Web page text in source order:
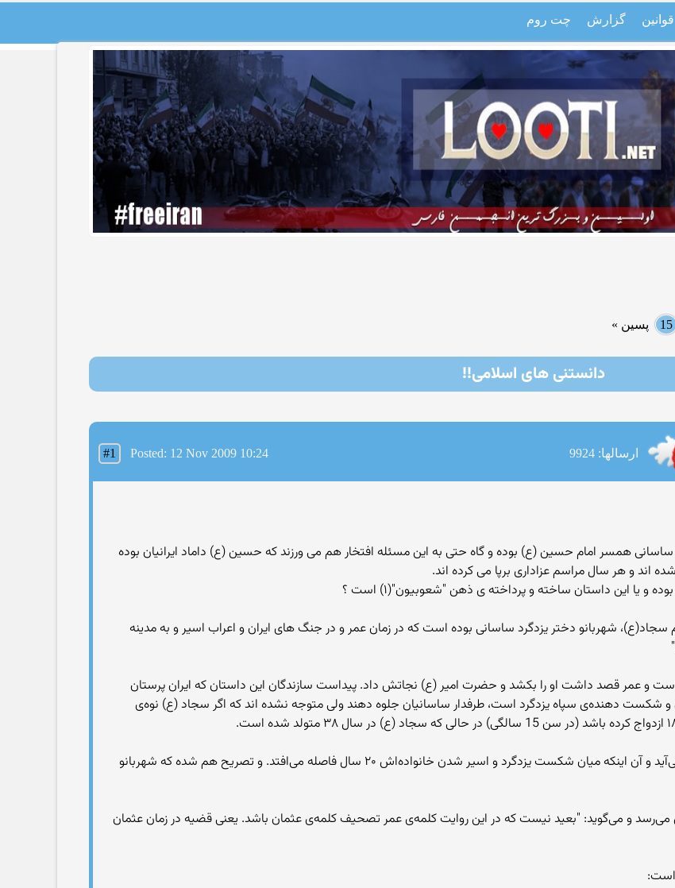
قوانین گزارش چت روم
15 پسین »
دانستنی های اسلامی!!
ارسالها: 9924 #1 Posted: 12 Nov 2009 10:24
ساسانی همسر امام حسین (ع) بوده و گاه حتی به این مسئله افتخار هم می ورزند که حسین (ع) داماد ایرانیان بوده
اند و هر سال مراسم عزاداری برپا می کرده اند.
یا این داستان ساخته و پرداخته ی ذهن "شعوبیون"(۱) است ؟
(ج۱۱-ص۴) می گوید: "مادر امام سجاد(ع)، شهربانو دختر یزدگرد ساسانی بوده است که در زمان عمر و در جنگ های ایران و اعراب اسیر و به مدینه
و عمر قصد داشت او را بکشد و حضرت امیر (ع) نجاتش داد. پیداست سازندگان این داستان که ایران پرستان
و شکست دهنده‌ی سپاه یزدگرد است، طرفدار ساسانیان جلوه دهند ولی متوجه نشده اند که اگر سجاد (ع) نوه‌ی
حال اگر هر دو اشتباه بالا را تایید کنیم اشکال دیگری پدید می‌آید و آن اینکه میان شکست یزدگرد و اسیر شدن خانواده‌اش ۲۰ سال فاصله می‌افتد. و تصریح هم شده که شهربانو
و می‌گوید: "بعید نیست که در این روایت کلمه‌ی عمر تصحیف کلمه‌ی عثمان باشد. یعنی قضیه در زمان عثمان
است: